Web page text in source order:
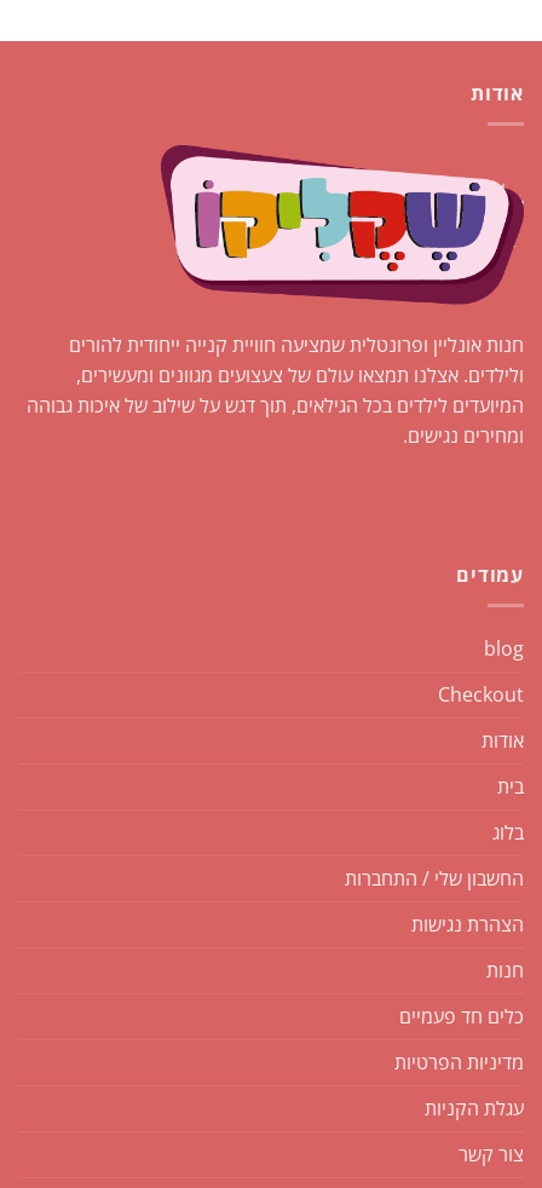
אודות
חנות אונליין ופרונטלית שמציעה חוויית קנייה ייחודית להורים
ולילדים. אצלנו תמצאו עולם של צעצועים מגוונים ומעשירים,
המיועדים לילדים בכל הגילאים, תוך דגש על שילוב של איכות גבוהה
ומחירים נגישים.
עמודים
blog
Checkout
אודות
בית
בלוג
החשבון שלי / התחברות
הצהרת נגישות
חנות
כלים חד פעמיים
מדיניות הפרטיות
עגלת הקניות
צור קשר